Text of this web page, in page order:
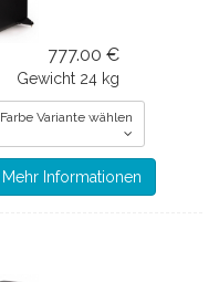
777.00 €
Gewicht 24 kg
Farbe Variante wählen
Mehr Informationen